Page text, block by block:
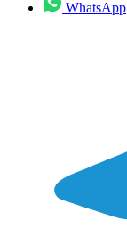
WhatsApp